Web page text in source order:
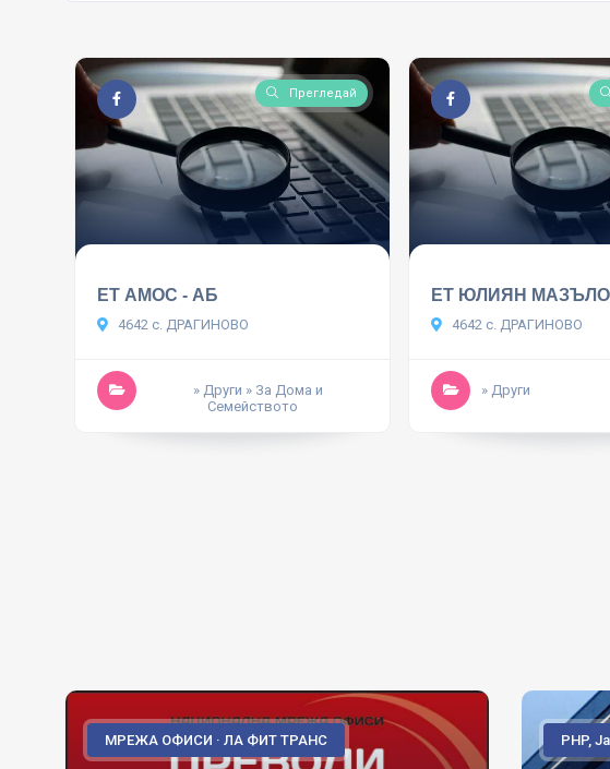
Прегледай
ЕТ АМОС - АБ
4642 с. ДРАГИНОВО
» Други » За Дома и
Семейството
ЕТ ЮЛИЯН
4642 с. ДРАГИНОВО
» Други
МРЕЖА ОФИСИ · ЛА ФИТ ТРАНС PHP,